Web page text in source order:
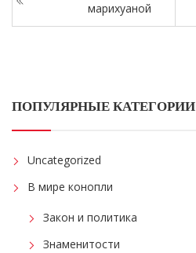
марихуаной
ПОПУЛЯРНЫЕ КАТЕГОРИИ
Uncategorized
В мире конопли
Закон и политика
Знаменитости